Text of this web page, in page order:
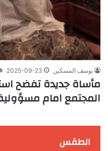
يوسف المسكين 2025-09-23
مأساة جديدة تفضح
المجتمع امام
الطقس